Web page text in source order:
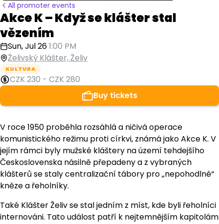
All promoter events
Akce K – Když se klášter stal
vězením
Sun, Jul 261:00 PM
Želivský Klášter, Želiv
KULTURA
CZK 230 - CZK 280
Buy tickets
V roce 1950 proběhla rozsáhlá a ničivá operace
komunistického režimu proti církvi, známá jako Akce K. V
jejím rámci byly mužské kláštery na území tehdejšího
Československa násilně přepadeny a z vybraných
klášterů se staly centralizační tábory pro „nepohodlné“
kněze a řeholníky.
Také Klášter Želiv se stal jedním z míst, kde byli řeholníci
internováni. Tato událost patří k nejtemnějším kapitolám